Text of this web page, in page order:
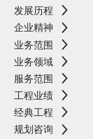
发展历程
企业精神
业务范围
业务领域
服务范围
工程业绩
经典工程
规划咨询